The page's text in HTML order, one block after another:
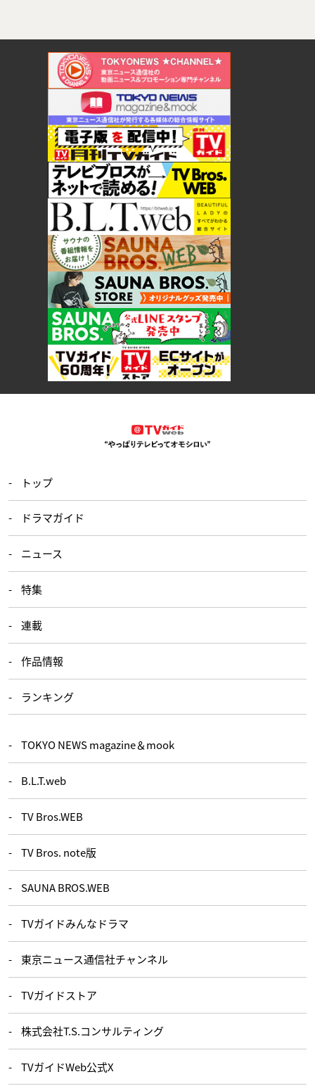
トップ
ドラマガイド
ニュース
特集
連載
作品情報
ランキング
TOKYO NEWS magazine＆mook
B.L.T.web
TV Bros.WEB
TV Bros. note版
SAUNA BROS.WEB
TVガイドみんなドラマ
東京ニュース通信社チャンネル
TVガイドストア
株式会社T.S.コンサルティング
TVガイドWeb公式X